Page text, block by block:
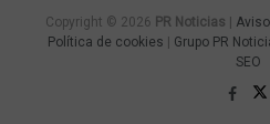
Copyright © 2026 PR Noticias
Política de cookies
Grupo PR
SEO